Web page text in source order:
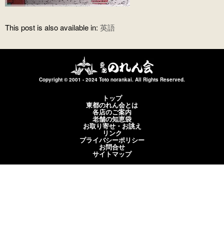
This post is also available in: 英語
Copyright © 2001 - 2024 Toto norankai. All Rights Reserved.
トップ
東都のれん会とは
各店のご案内
老舗の知恵袋
お取り寄せ・お誂え
リンク
プライバシーポリシー
お問合せ
サイトマップ